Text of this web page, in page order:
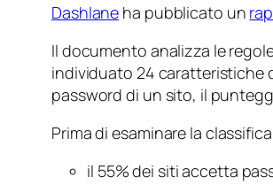
Dashlane ha pubblicato un
Il documento analizza le
individuato 24 caratteristiche
password di un sito, il
Prima di esaminare la
il 55% dei siti accetta